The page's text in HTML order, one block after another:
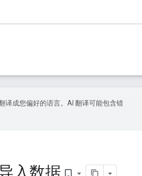
译成您偏好的语言。AI 翻译可能包含错
入数据 bookmark_border